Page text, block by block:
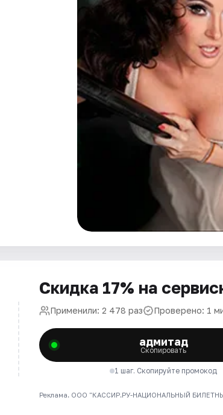
Скидка 17% на
Применили: 2 478 раз Проверено: 1
адмитад
Скопировать
1 шаг. Скопируйте промокод
Реклама. ООО "КАССИР.РУ-НАЦИОНАЛЬНЫЙ